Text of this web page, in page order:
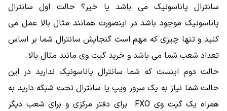
سانترال پاناسونیک می باشد یا خیر؟ حالت اول سانترال
پاناسونیک موجود باشد در اینصورت همانند مثال بالا عمل می
کنید و تنها چیزی که مهم است گنجایش سانترال شما بر اساس
تعداد شعب شما می باشد و خرید گیت وی مانند مثال بالا.
حالت دوم اینست که شما سانترال پاناسونیک ندارید در این
حالت شما نیاز به یک سرور ویپ یا سانترال تحت شبکه دارید به
همراه یک گیت وی FXO برای دفتر مرکزی و برای شعب دیگر